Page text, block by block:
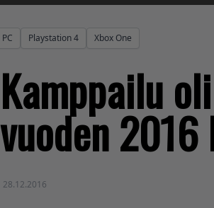
PC Playstation 4 Xbox One
Kamppailu
vuoden
28.12.2016